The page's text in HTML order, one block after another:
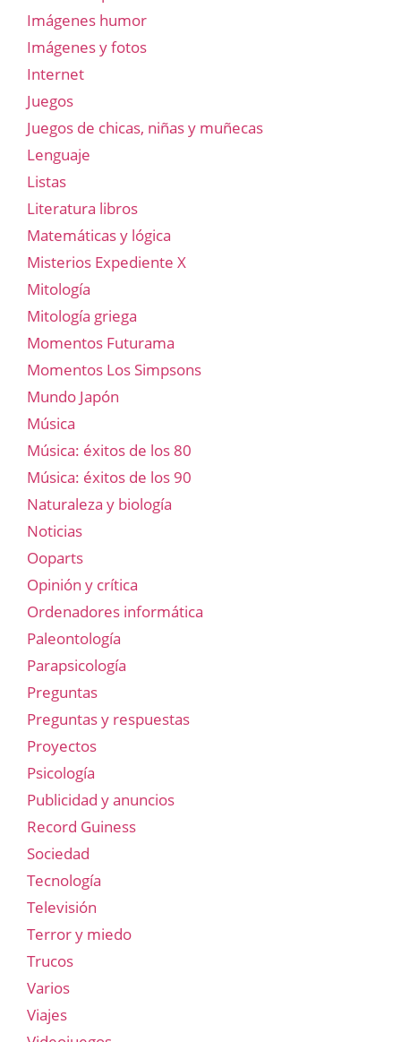
Imágenes humor
Imágenes y fotos
Internet
Juegos
Juegos de chicas, niñas y muñecas
Lenguaje
Listas
Literatura libros
Matemáticas y lógica
Misterios Expediente X
Mitología
Mitología griega
Momentos Futurama
Momentos Los Simpsons
Mundo Japón
Música
Música: éxitos de los 80
Música: éxitos de los 90
Naturaleza y biología
Noticias
Ooparts
Opinión y crítica
Ordenadores informática
Paleontología
Parapsicología
Preguntas
Preguntas y respuestas
Proyectos
Psicología
Publicidad y anuncios
Record Guiness
Sociedad
Tecnología
Televisión
Terror y miedo
Trucos
Varios
Viajes